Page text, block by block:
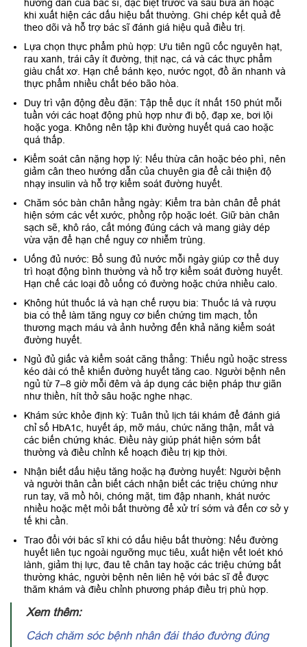
hướng dẫn của bác sĩ, đặc biệt trước và sau bữa ăn hoặc
khi xuất hiện các dấu hiệu bất thường. Ghi chép kết quả để
theo dõi và hỗ trợ bác sĩ đánh giá hiệu quả điều trị.
Lựa chọn thực phẩm phù hợp: Ưu tiên ngũ cốc nguyên hạt,
rau xanh, trái cây ít đường, thịt nạc, cá và các thực phẩm
giàu chất xơ. Hạn chế bánh kẹo, nước ngọt, đồ ăn nhanh và
thực phẩm nhiều chất béo bão hòa.
Duy trì vận động đều đặn: Tập thể dục ít nhất 150 phút mỗi
tuần với các hoạt động phù hợp như đi bộ, đạp xe, bơi lội
hoặc yoga. Không nên tập khi đường huyết quá cao hoặc
quá thấp.
Kiểm soát cân nặng hợp lý: Nếu thừa cân hoặc béo phì, nên
giảm cân theo hướng dẫn của chuyên gia để cải thiện độ
nhạy insulin và hỗ trợ kiểm soát đường huyết.
Chăm sóc bàn chân hằng ngày: Kiểm tra bàn chân để phát
hiện sớm các vết xước, phồng rộp hoặc loét. Giữ bàn chân
sạch sẽ, khô ráo, cắt móng đúng cách và mang giày dép
vừa vặn để hạn chế nguy cơ nhiễm trùng.
Uống đủ nước: Bổ sung đủ nước mỗi ngày giúp cơ thể duy
trì hoạt động bình thường và hỗ trợ kiểm soát đường huyết.
Hạn chế các loại đồ uống có đường hoặc chứa nhiều calo.
Không hút thuốc lá và hạn chế rượu bia: Thuốc lá và rượu
bia có thể làm tăng nguy cơ biến chứng tim mạch, tổn
thương mạch máu và ảnh hưởng đến khả năng kiểm soát
đường huyết.
Ngủ đủ giấc và kiểm soát căng thẳng: Thiếu ngủ hoặc stress
kéo dài có thể khiến đường huyết tăng cao. Người bệnh nên
ngủ từ 7–8 giờ mỗi đêm và áp dụng các biện pháp thư giãn
như thiền, hít thở sâu hoặc nghe nhạc.
Khám sức khỏe định kỳ: Tuân thủ lịch tái khám để đánh giá
chỉ số HbA1c, huyết áp, mỡ máu, chức năng thận, mắt và
các biến chứng khác. Điều này giúp phát hiện sớm bất
thường và điều chỉnh kế hoạch điều trị kịp thời.
Nhận biết dấu hiệu tăng hoặc hạ đường huyết: Người bệnh
và người thân cần biết cách nhận biết các triệu chứng như
run tay, vã mồ hôi, chóng mặt, tim đập nhanh, khát nước
nhiều hoặc mệt mỏi bất thường để xử trí sớm và đến cơ sở y
tế khi cần.
Trao đổi với bác sĩ khi có dấu hiệu bất thường: Nếu đường
huyết liên tục ngoài ngưỡng mục tiêu, xuất hiện vết loét khó
lành, giảm thị lực, đau tê chân tay hoặc các triệu chứng bất
thường khác, người bệnh nên liên hệ với bác sĩ để được
thăm khám và điều chỉnh phương pháp điều trị phù hợp.
Xem thêm:
Cách chăm sóc bệnh nhân đái tháo đường đúng